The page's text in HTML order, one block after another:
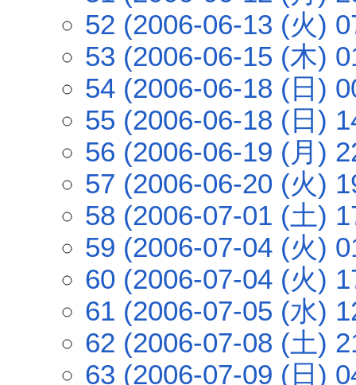
52 (2006-06-13 (火)
53 (2006-06-15 (木)
54 (2006-06-18 (日)
55 (2006-06-18 (日)
56 (2006-06-19 (月)
57 (2006-06-20 (火)
58 (2006-07-01 (土)
59 (2006-07-04 (火)
60 (2006-07-04 (火)
61 (2006-07-05 (水)
62 (2006-07-08 (土)
63 (2006-07-09 (日)